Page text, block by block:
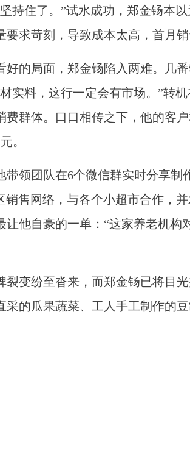
住了。”试水成功，郑金钖本以
求苛刻，导致成本太高，首月销
局面，郑金钖陷入两难。几番
实料，这行一定会有市场。”
群体。口口相传之下，他的客
。
团队在6个微信群实时分享制
售网络，与各个小超市合作，
他自豪的一单：“这家养老机构
变纷至沓来，而郑金钖已将目
的瓜果蔬菜、工人手工制作的